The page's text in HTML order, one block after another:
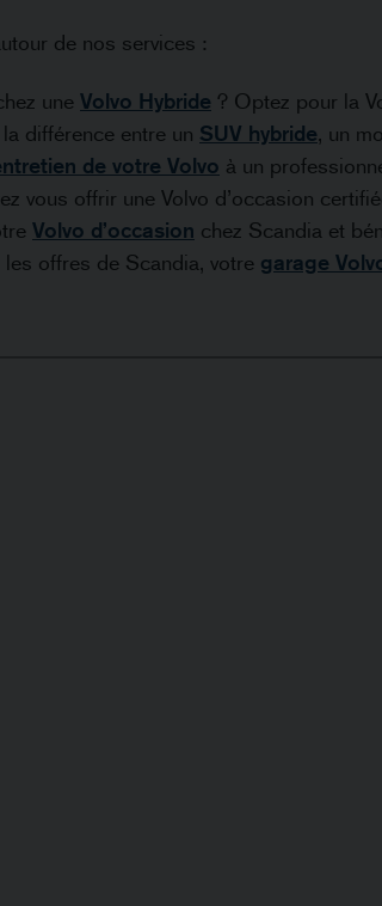
de nos services :
une Volvo Hybride ? Optez pour la
différence entre un SUV hybride, un
de votre Volvo à un
vous offrir une Volvo d’occasion
Volvo d’occasion chez Scandia et
les offres de Scandia, votre garage